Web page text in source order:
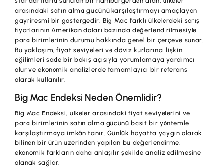
Sigorta ve Emeklilik
Sektörel Paketler
İş Birliklerimiz
Kampanyalar
Başvuru Yap
arasındaki satın alma gücünü karşılaştırmayı amaçlayan
gayriresmî bir göstergedir. Big Mac farklı ülkelerdeki satış
fiyatlarının Amerikan doları bazında değerlendirilmesiyle
para birimlerinin durumu hakkında genel bir çerçeve sunar.
Bu yaklaşım, fiyat seviyeleri ve döviz kurlarına ilişkin
eğilimleri sade bir bakış açısıyla yorumlamaya yardımcı
olur ve ekonomik analizlerde tamamlayıcı bir referans
olarak kullanılır.
Big Mac Endeksi Neden Önemlidir?
Big Mac Endeksi, ülkeler arasındaki fiyat seviyelerini ve
para birimlerinin satın alma gücünü basit bir yöntemle
karşılaştırmaya imkân tanır. Günlük hayatta yaygın olarak
bilinen bir ürün üzerinden yapılan bu değerlendirme,
ekonomik farkların daha anlaşılır şekilde analiz edilmesine
olanak sağlar.